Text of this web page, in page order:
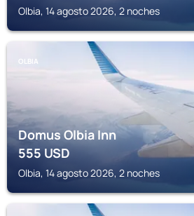
Olbia, 14 agosto 2026, 2 noches
OLBIA
Domus Olbia Inn
555USD
Olbia, 14 agosto 2026, 2 noches